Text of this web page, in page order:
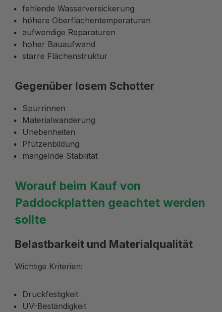
fehlende Wasserversickerung
höhere Oberflächentemperaturen
aufwendige Reparaturen
hoher Bauaufwand
starre Flächenstruktur
Gegenüber losem Schotter
Spurrinnen
Materialwanderung
Unebenheiten
Pfützenbildung
mangelnde Stabilität
Worauf beim Kauf von
Paddockplatten geachtet werden
sollte
Belastbarkeit und Materialqualität
Wichtige Kriterien:
Druckfestigkeit
UV-Beständigkeit